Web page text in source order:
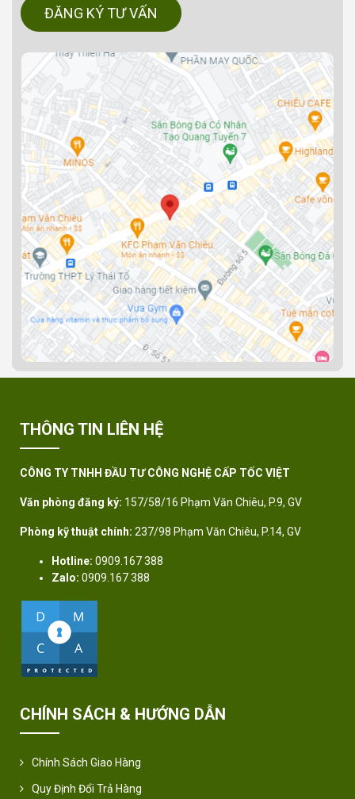
ĐĂNG KÝ TƯ VẤN
THÔNG TIN LIÊN HỆ
CÔNG TY TNHH ĐẦU TƯ CÔNG NGHỆ CẤP TỐC VIỆT
Văn phòng đăng ký: 157/58/16 Phạm Văn Chiêu, P.9, GV
Phòng kỹ thuật chính: 237/98 Phạm Văn Chiêu, P.14, GV
Hotline: 0909.167 388
Zalo: 0909.167 388
CHÍNH SÁCH & HƯỚNG DẪN
Chính Sách Giao Hàng
Quy Định Đổi Trả Hàng